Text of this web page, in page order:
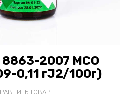
2007 МСО
0,11 гJ2/100г)
ТОВАР